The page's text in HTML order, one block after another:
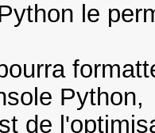
le
Python,
de